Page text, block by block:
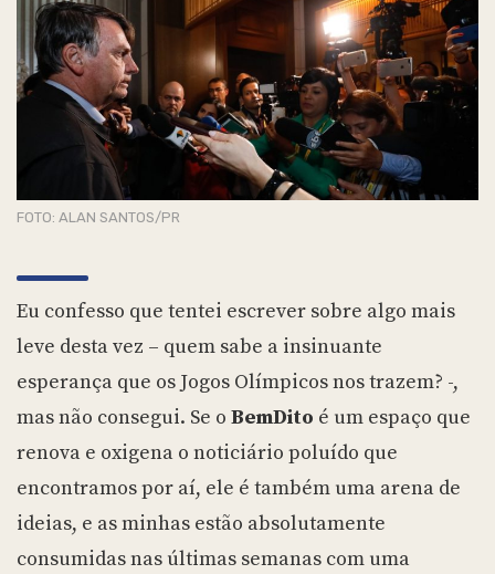
FOTO: ALAN SANTOS/PR
Eu confesso que tentei escrever sobre algo mais
leve desta vez – quem sabe a insinuante
esperança que os Jogos Olímpicos nos trazem? -,
mas não consegui. Se o BemDito é um espaço que
renova e oxigena o noticiário poluído que
encontramos por aí, ele é também uma arena de
ideias, e as minhas estão absolutamente
consumidas nas últimas semanas com uma